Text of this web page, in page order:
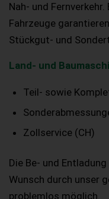
Nah- und
Fahrzeuge
Stückgut- und
Land- und
Teil- sowie
Zollservice (CH)
Die Be- und
Wunsch durch unser
problemlos möglich.